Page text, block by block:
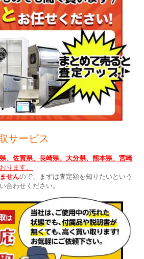
サービス
、佐賀県、長崎県、大分県、熊本県、宮崎
ります。
せんので、まずは査定額を知りたいという
合わせください。